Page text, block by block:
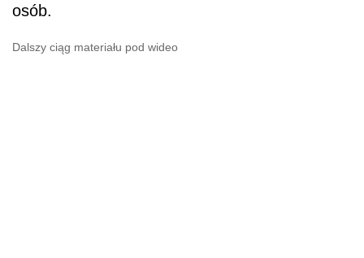
osób.
Dalszy ciąg materiału pod wideo